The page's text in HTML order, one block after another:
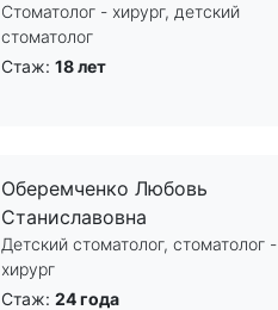
Стоматолог - хирург, детский
стоматолог
Стаж: 18 лет
Оберемченко Любовь
Станиславовна
Детский стоматолог, стоматолог -
хирург
Стаж: 24 года